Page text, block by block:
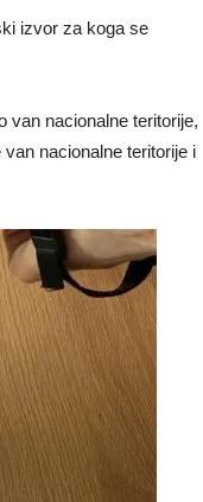
izvor za koga se
van nacionalne teritorije,
nacionalne teritorije i